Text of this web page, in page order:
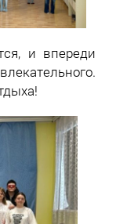
и впереди